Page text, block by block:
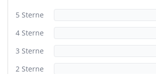
5 Sterne
4 Sterne
3 Sterne
2 Sterne